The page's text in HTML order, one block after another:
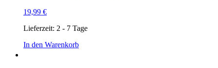
19,99 €
Lieferzeit: 2 - 7 Tage
In den Warenkorb